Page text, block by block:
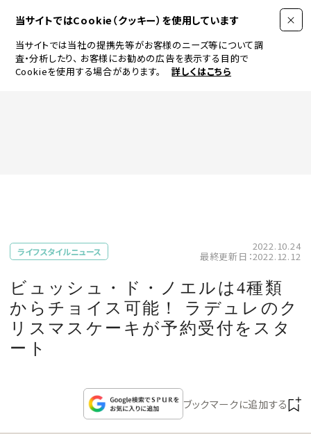
当サイトではCookie（クッキー）を使用しています
当サイトでは当社の提携先等がお客様のニーズ等について調
査・分析したり、 お客様にお勧めの広告を表示する目的で
Cookieを使用する場合があります。
詳しくはこちら
LIFESTYLE
CULTURE
CELEBRITY
COLLECTION
ライフスタイルニュース 2022.10.24
最終更新日：2022.12.12
ビュッシュ・ド・ノエルは4種類
からチョイス可能！ ラデュレのク
リスマスケーキが予約受付をスタ
ート
ブックマークに追加する